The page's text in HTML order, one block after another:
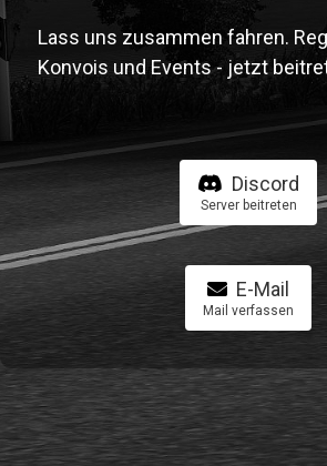
Lass uns zusammen fahren.
Konvois und Events - jetzt
Discord
Server beitreten
E-Mail
Mail verfassen